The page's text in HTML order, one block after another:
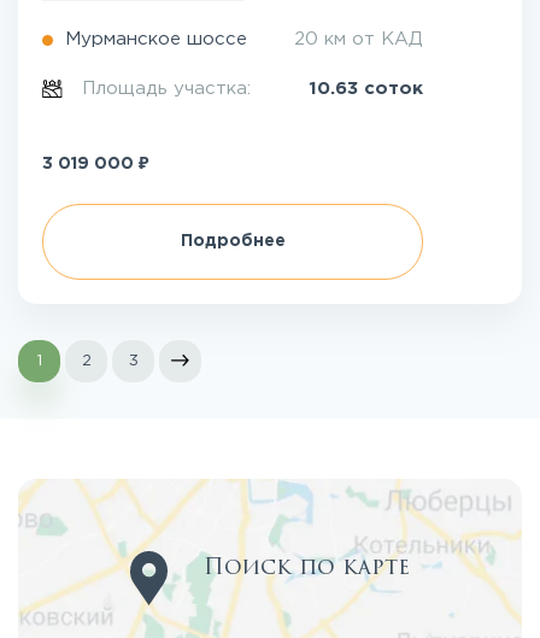
Мурманское шоссе 20 км от КАД
Площадь участка: 10.63 соток
3 019 000 ₽
Подробнее
1 2 3
Поиск по карте